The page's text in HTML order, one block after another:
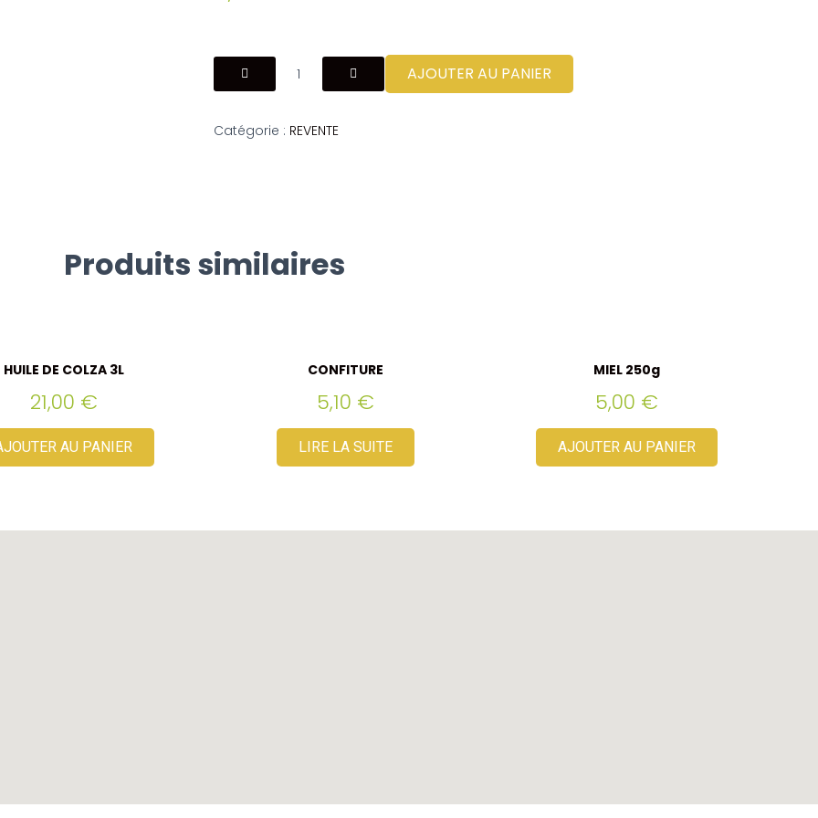
AJOUTER AU PANIER
Catégorie : REVENTE
Produits similaires
HUILE DE COLZA 3L
21,00 €
AU PANIER
CONFITURE
5,10 €
LIRE LA SUITE
MIEL 250g
5,00 €
AJOUTER AU PANIER